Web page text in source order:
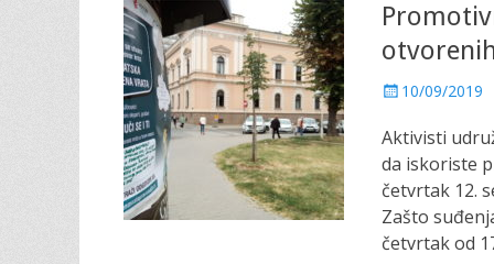
P
s
t
e
d
o
n
10/09/2019
Aktivisti
da iskoriste
četvrtak 12.
Zašto
četvrtak od